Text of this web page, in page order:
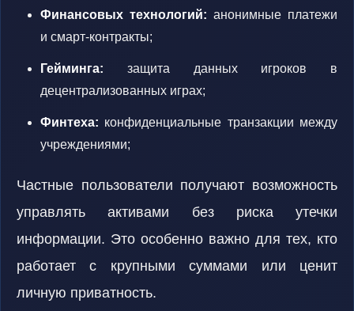
Финансовых технологий: анонимные платежи
и смарт-контракты;
Гейминга: защита данных игроков в
децентрализованных играх;
Финтеха: конфиденциальные транзакции между
учреждениями;
Частные пользователи получают возможность
управлять активами без риска утечки
информации. Это особенно важно для тех, кто
работает с крупными суммами или ценит
личную приватность.